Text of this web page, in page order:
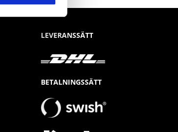
LEVERANSSÄTT
BETALNINGSSÄTT